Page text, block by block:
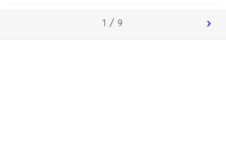
1 / 9 chevron_right